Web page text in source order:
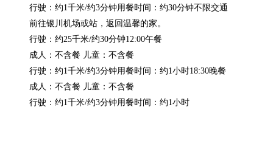
行驶：约1千米/约3分钟用餐时间：约30分钟不限交通
前往银川机场或站，返回温馨的家。
行驶：约25千米/约30分钟12:00午餐
成人：不含餐 儿童：不含餐
行驶：约1千米/约3分钟用餐时间：约1小时18:30晚餐
成人：不含餐 儿童：不含餐